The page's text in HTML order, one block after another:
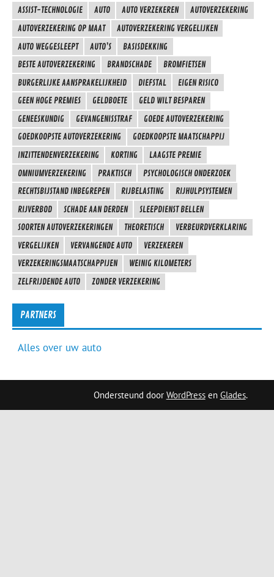
ASSIST-TECHNOLOGIE AUTO AUTO VERZEKEREN
AUTOVERZEKERING
AUTOVERZEKERING OP MAAT
AUTOVERZEKERING VERGELIJKEN
AUTO WEGGESLEEPT
AUTO’S
BASISDEKKING
BESTE AUTOVERZEKERING
BRANDSCHADE
BROMFIETSEN
BURGERLIJKE AANSPRAKELIJKHEID
DIEFSTAL
EIGEN RISICO
GEEN HOGE PREMIES
GELDBOETE
GELD WILT BESPAREN
GENEESKUNDIG
GEVANGENISSTRAF
GOEDE AUTOVERZEKERING
GOEDKOOPSTE AUTOVERZEKERING
GOEDKOOPSTE MAATSCHAPPIJ
INZITTENDENVERZEKERING
KORTING
LAAGSTE PREMIE
OMNIUMVERZEKERING
PRAKTISCH
PSYCHOLOGISCH ONDERZOEK
RECHTSBIJSTAND INBEGREPEN
RIJBELASTING
RIJHULPSYSTEMEN
RIJVERBOD
SCHADE AAN DERDEN
SLEEPDIENST BELLEN
SOORTEN AUTOVERZEKERINGEN
THEORETISCH
VERBEURDVERKLARING
VERGELIJKEN
VERVANGENDE AUTO
VERZEKEREN
VERZEKERINGSMAATSCHAPPIJEN
WEINIG KILOMETERS
ZELFRIJDENDE AUTO
ZONDER VERZEKERING
PARTNERS
Alles over uw auto
Ondersteund door WordPressen Glades.